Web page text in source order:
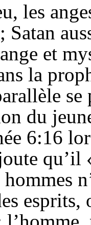
les
Satan
et
la
se
du
6:16
qu’il
esprits,